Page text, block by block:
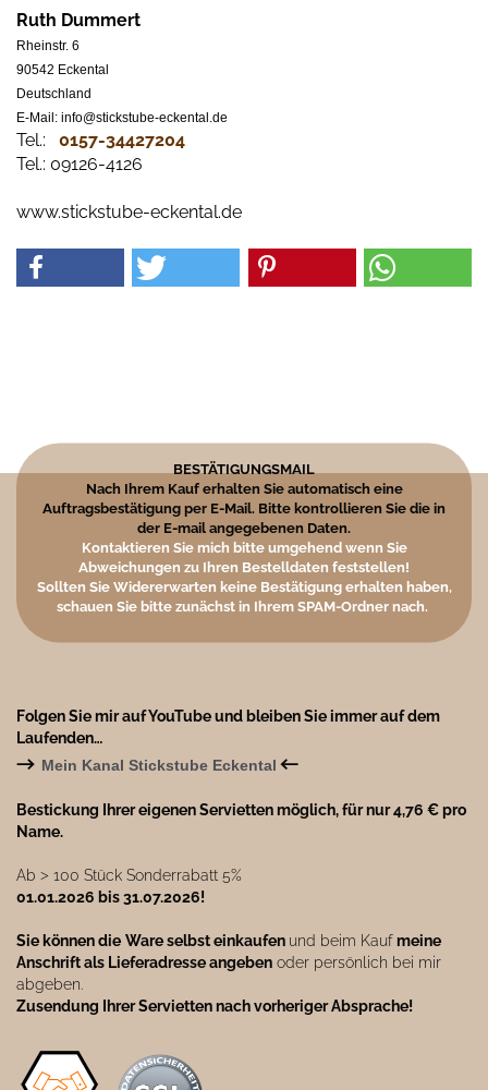
Ruth Dummert
Rheinstr. 6
90542 Eckental
Deutschland
E-Mail: info@stickstube-eckental.de
Tel.: 0157-34427204​
Tel.: 09126-4126
www.stickstube-eckental.de
BESTÄTIGUNGSMAIL
Nach Ihrem Kauf erhalten Sie automatisch eine
Auftragsbestätigung per E-Mail. Bitte kontrollieren Sie die in
der E-mail angegebenen Daten.
Kontaktieren Sie mich bitte umgehend wenn Sie
Abweichungen zu Ihren Bestelldaten feststellen!
Sollten Sie Widererwarten keine Bestätigung erhalten haben,
schauen Sie bitte zunächst in Ihrem SPAM-Ordner nach.
Folgen Sie mir auf YouTube und bleiben Sie immer auf dem
Laufenden…
→ Mein Kanal Stickstube Eckental ←
Bestickung Ihrer eigenen Servietten möglich, für nur 4,76 € pro
Name.
Ab ˃ 100 Stück Sonderrabatt 5%
01.01.2026 bis 31.07.2026!
Sie können die Ware selbst einkaufen und beim Kaufmeine
Anschrift als Lieferadresse angeben oder persönlich bei mir
abgeben.
Zusendung Ihrer Servietten nach vorheriger Absprache!